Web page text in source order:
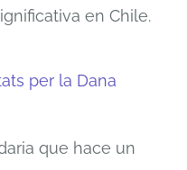
en Chile.
per la Dana
que hace un